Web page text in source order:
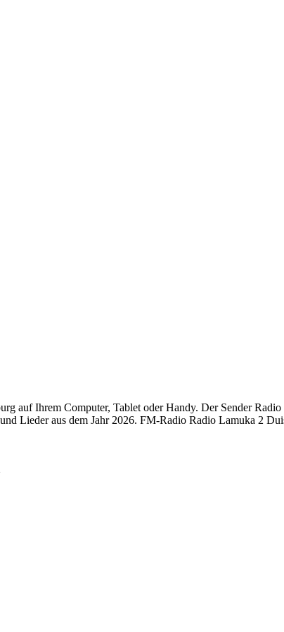
auf Ihrem Computer, Tablet oder Handy. Der Sender
Lieder aus dem Jahr 2026. FM-Radio Radio Lamuka 2